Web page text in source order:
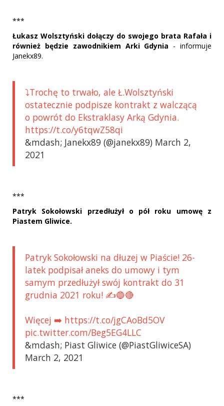
***
Łukasz Wolsztyński dołączy do swojego brata Rafała i
również będzie zawodnikiem Arki Gdynia - informuje
Janekx89.
⤵️Trochę to trwało, ale Ł.Wolsztyński
ostatecznie podpisze kontrakt z walczącą
o powrót do Ekstraklasy Arką Gdynia.
https://t.co/y6tqwZ58qi
&mdash; Janekx89 (@janekx89) March 2,
2021
***
Patryk Sokołowski przedłużył o pół roku umowę z
Piastem Gliwice.
Patryk Sokołowski na dłuzej w Piaście! 26-
latek podpisał aneks do umowy i tym
samym przedłużył swój kontrakt do 31
grudnia 2021 roku! ✍️🔵🔴
Więcej ➡️ https://t.co/jgCAoBd5OV
pic.twitter.com/Beg5EG4LLC
&mdash; Piast Gliwice (@PiastGliwiceSA)
March 2, 2021
***